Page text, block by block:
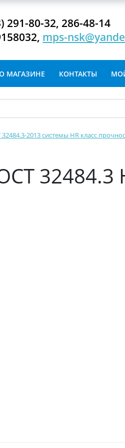
291-80-32, 286-48-14
mps-
МАГАЗИНЕ КОНТАКТЫ
2013 системы HR класс
32484.3